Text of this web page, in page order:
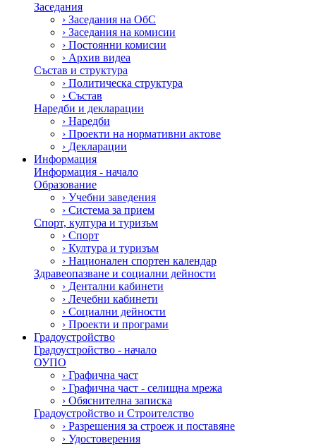
Заседания
› Заседания на ОбС
› Заседания на комисии
› Постоянни комисии
› Архив видеа
Състав и структура
› Политическа структура
› Състав
Наредби и декларации
› Наредби
› Проекти на нормативни актове
› Декларации
Информация
Информация - начало
Образование
› Учебни заведения
› Система за прием
Спорт, култура и туризъм
› Спорт
› Култура и туризъм
› Национален спортен календар
Здравеопазване и социални дейности
› Дентални кабинети
› Лечебни кабинети
› Социални дейности
› Проекти и програми
Градоустройство
Градоустройство - начало
ОУПО
› Графична част
› Графична част - селищна мрежа
› Обяснителна записка
Градоустройство и Строителство
› Разрешения за строеж и поставяне
› Удостоверения